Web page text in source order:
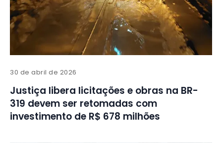
30 de abril de 2026
Justiça libera licitações e obras na BR-
319 devem ser retomadas com
investimento de R$ 678 milhões